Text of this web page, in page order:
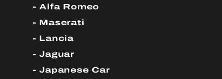
Alfa Romeo
Maserati
Lancia
Jaguar
Japanese Car